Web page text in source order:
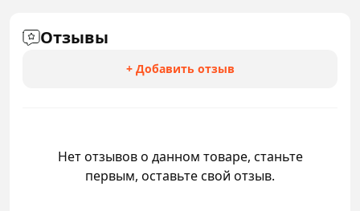
Отзывы
+ Добавить отзыв
Нет отзывов о данном товаре, станьте
первым, оставьте свой отзыв.